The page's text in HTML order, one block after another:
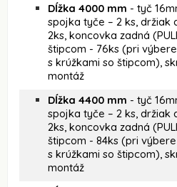
Dĺžka 4000 mm - tyč
spojka tyče – 2 ks, držiak
2ks, koncovka zadná
štipcom - 76ks (pri
s krúžkami so štipcom),
montáž
Dĺžka 4400 mm - tyč
spojka tyče – 2 ks, držiak
2ks, koncovka zadná
štipcom - 84ks (pri
s krúžkami so štipcom),
montáž